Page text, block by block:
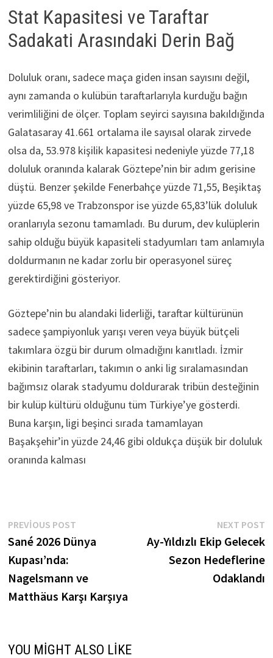
Stat Kapasitesi ve Taraftar
Sadakati Arasındaki Derin Bağ
Doluluk oranı, sadece maça giden insan sayısını değil,
aynı zamanda o kulübün taraftarlarıyla kurduğu bağın
verimliliğini de ölçer. Toplam seyirci sayısına bakıldığında
Galatasaray 41.661 ortalama ile sayısal olarak zirvede
olsa da, 53.978 kişilik kapasitesi nedeniyle yüzde 77,18
doluluk oranında kalarak Göztepe’nin bir adım gerisine
düştü. Benzer şekilde Fenerbahçe yüzde 71,55, Beşiktaş
yüzde 65,98 ve Trabzonspor ise yüzde 65,83’lük doluluk
oranlarıyla sezonu tamamladı. Bu durum, dev kulüplerin
sahip olduğu büyük kapasiteli stadyumları tam anlamıyla
doldurmanın ne kadar zorlu bir operasyonel süreç
gerektirdiğini gösteriyor.
Göztepe’nin bu alandaki liderliği, taraftar kültürünün
sadece şampiyonluk yarışı veren veya büyük bütçeli
takımlara özgü bir durum olmadığını kanıtladı. İzmir
ekibinin taraftarları, takımın o anki lig sıralamasından
bağımsız olarak stadyumu doldurarak tribün desteğinin
bir kulüp kültürü olduğunu tüm Türkiye’ye gösterdi.
Buna karşın, ligi beşinci sırada tamamlayan
Başakşehir’in yüzde 24,46 gibi oldukça düşük bir doluluk
oranında kalması
Yazı
gezinmesi
PREVIOUS POSTPrevious
post:
Sané 2026 Dünya
Kupası’nda:
Nagelsmann ve
Matthäus Karşı Karşıya
NEXT POST
Ay-Yıldızlı Ekip Gelecek
Sezon Hedeflerine
Odaklandı
YOU MIGHT ALSO LIKE